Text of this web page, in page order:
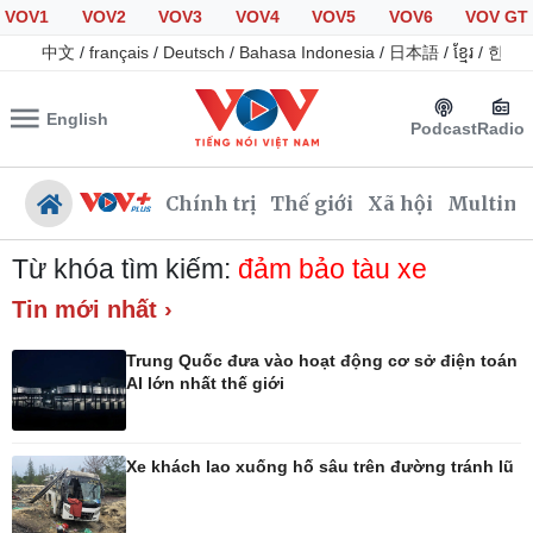
VOV1 VOV2 VOV3 VOV4 VOV5 VOV6
VOV GT
中文 / français / Deutsch / Bahasa Indonesia / 日本語 / ខ្មែរ / 한국
English PodcastRadio
Chính trị Thế giới Xã hội
Tổ chức nhân sự
Tin 24h
Việc làm
Từ khóa tìm kiếm: đảm bảo tàu xe
Tin mới nhất ›
Trung Quốc đưa vào hoạt động cơ sở điện toán
AI lớn nhất thế giới
Xe khách lao xuống hố sâu trên đường tránh lũ